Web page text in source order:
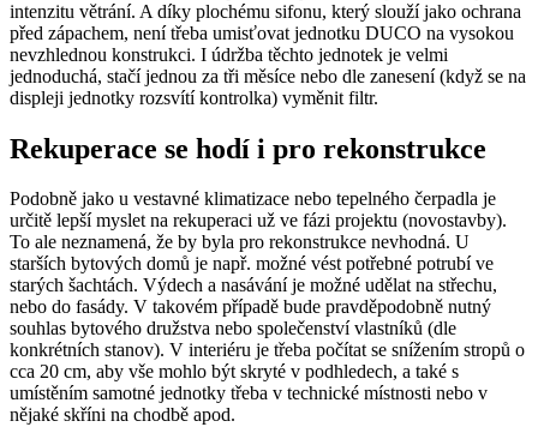
intenzitu větrání. A díky plochému sifonu, který slouží jako ochrana
před zápachem, není třeba umisťovat jednotku DUCO na vysokou
nevzhlednou konstrukci. I údržba těchto jednotek je velmi
jednoduchá, stačí jednou za tři měsíce nebo dle zanesení (když se na
displeji jednotky rozsvítí kontrolka) vyměnit filtr.
Rekuperace se hodí i pro rekonstrukce
Podobně jako u vestavné klimatizace nebo tepelného čerpadla je
určitě lepší myslet na rekuperaci už ve fázi projektu (novostavby).
To ale neznamená, že by byla pro rekonstrukce nevhodná. U
starších bytových domů je např. možné vést potřebné potrubí ve
starých šachtách. Výdech a nasávání je možné udělat na střechu,
nebo do fasády. V takovém případě bude pravděpodobně nutný
souhlas bytového družstva nebo společenství vlastníků (dle
konkrétních stanov). V interiéru je třeba počítat se snížením stropů o
cca 20 cm, aby vše mohlo být skryté v podhledech, a také s
umístěním samotné jednotky třeba v technické místnosti nebo v
nějaké skříni na chodbě apod.